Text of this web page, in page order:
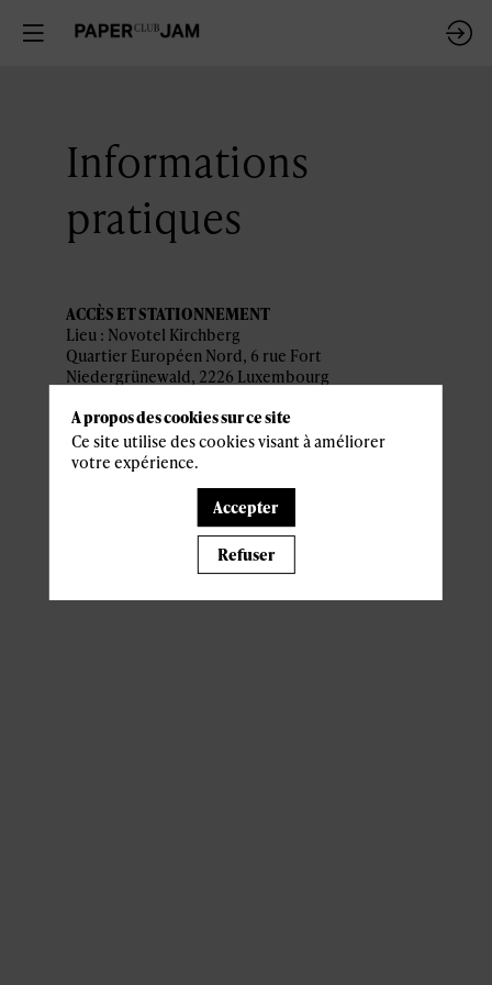
Informations
pratiques
ACCÈS ET STATIONNEMENT
Lieu : Novotel Kirchberg
Quartier Européen Nord, 6 rue Fort
Niedergrünewald, 2226 Luxembourg
Parking à proximité : Parking Novotel Kirchberg
PROGRAMME
14:00 FIN DE L’EVENEMENT
A propos des cookies sur ce site
Ce site utilise des cookies visant à améliorer
votre expérience.
Accepter
Refuser